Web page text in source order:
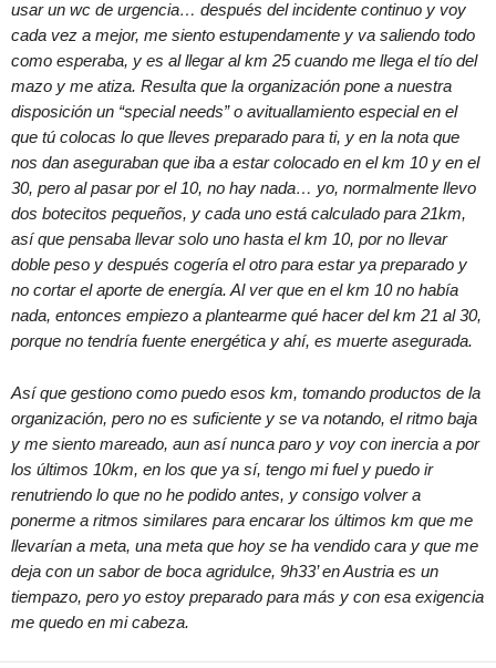
usar un wc de urgencia… después del incidente continuo y voy
cada vez a mejor, me siento estupendamente y va saliendo todo
como esperaba, y es al llegar al km 25 cuando me llega el tío del
mazo y me atiza. Resulta que la organización pone a nuestra
disposición un “special needs” o avituallamiento especial en el
que tú colocas lo que lleves preparado para ti, y en la nota que
nos dan aseguraban que iba a estar colocado en el km 10 y en el
30, pero al pasar por el 10, no hay nada… yo, normalmente llevo
dos botecitos pequeños, y cada uno está calculado para 21km,
así que pensaba llevar solo uno hasta el km 10, por no llevar
doble peso y después cogería el otro para estar ya preparado y
no cortar el aporte de energía. Al ver que en el km 10 no había
nada, entonces empiezo a plantearme qué hacer del km 21 al 30,
porque no tendría fuente energética y ahí, es muerte asegurada.
Así que gestiono como puedo esos km, tomando productos de la
organización, pero no es suficiente y se va notando, el ritmo baja
y me siento mareado, aun así nunca paro y voy con inercia a por
los últimos 10km, en los que ya sí, tengo mi fuel y puedo ir
renutriendo lo que no he podido antes, y consigo volver a
ponerme a ritmos similares para encarar los últimos km que me
llevarían a meta, una meta que hoy se ha vendido cara y que me
deja con un sabor de boca agridulce, 9h33’ en Austria es un
tiempazo, pero yo estoy preparado para más y con esa exigencia
me quedo en mi cabeza.